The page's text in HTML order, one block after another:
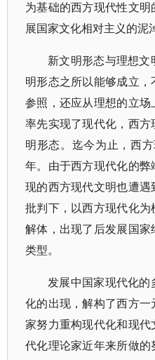
为基础的西方现代性文
展国家文化相对主义的泥
新文明形态与理想文
明形态之所以能够成立
参照，还应从理想的立
率先实现了现代化，西
明形态。迄今为止，西
年。由于西方现代化的
现的西方现代文明也遭
批判下，以西方现代化
解体，出现了后发展国
类型。
发展中国家现代化
化的出现，解构了西方
家努力重构现代化和现
代化理论家近年来所做